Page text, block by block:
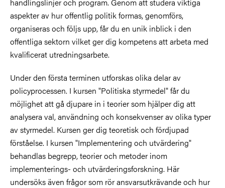
aspekter av hur offentlig politik formas, genomförs,
organiseras och följs upp, får du en unik inblick i den
offentliga sektorn vilket ger dig kompetens att arbeta med
kvalificerat utredningsarbete.
Under den första terminen utforskas olika delar av
policyprocessen. I kursen "Politiska styrmedel" får du
möjlighet att gå djupare in i teorier som hjälper dig att
analysera val, användning och konsekvenser av olika typer
av styrmedel. Kursen ger dig teoretisk och fördjupad
förståelse. I kursen "Implementering och utvärdering"
behandlas begrepp, teorier och metoder inom
implementerings- och utvärderingsforskning. Här
undersöks även frågor som rör ansvarsutkrävande och hur